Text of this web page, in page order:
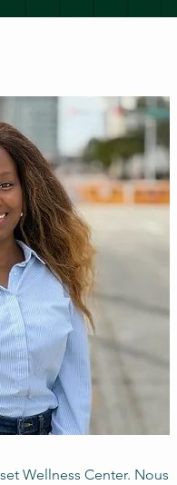
Wellness Center. Nous